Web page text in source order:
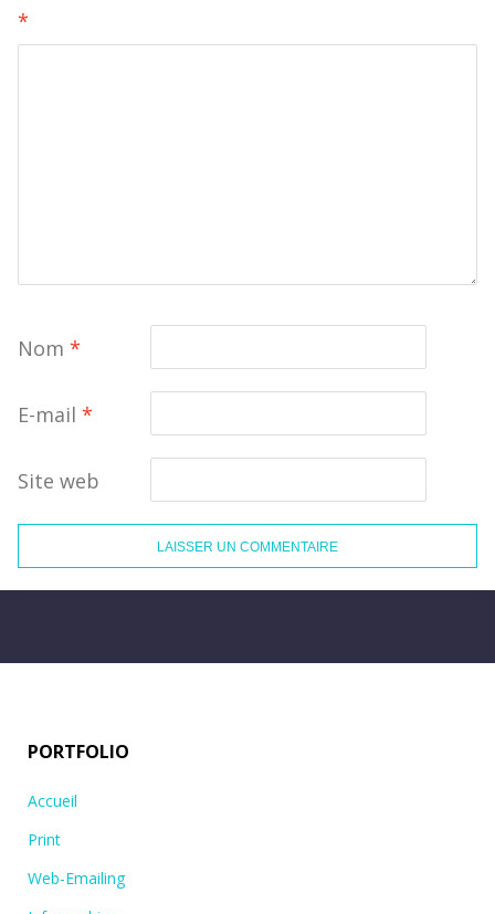
*
Nom *
E-mail *
Site web
PORTFOLIO
Accueil
Print
Web-Emailing